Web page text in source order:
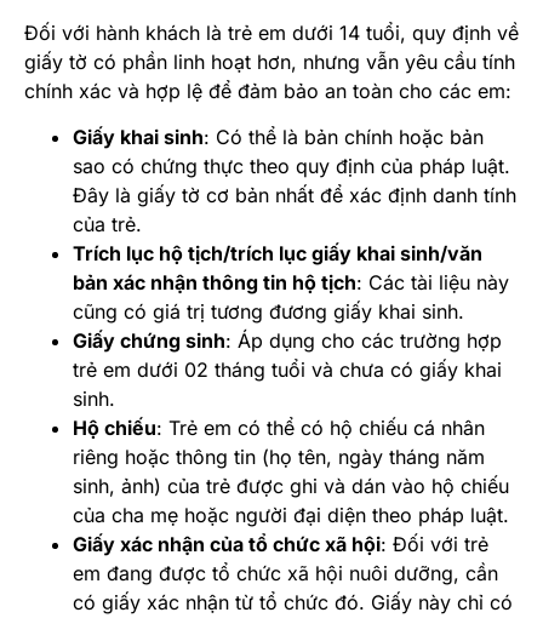
Đối với hành khách là trẻ em dưới 14 tuổi, quy định về
giấy tờ có phần linh hoạt hơn, nhưng vẫn yêu cầu tính
chính xác và hợp lệ để đảm bảo an toàn cho các em:
Giấy khai sinh: Có thể là bản chính hoặc bản
sao có chứng thực theo quy định của pháp luật.
Đây là giấy tờ cơ bản nhất để xác định danh tính
của trẻ.
Trích lục hộ tịch/trích lục giấy khai sinh/văn
bản xác nhận thông tin hộ tịch: Các tài liệu này
cũng có giá trị tương đương giấy khai sinh.
Giấy chứng sinh: Áp dụng cho các trường hợp
trẻ em dưới 02 tháng tuổi và chưa có giấy khai
sinh.
Hộ chiếu: Trẻ em có thể có hộ chiếu cá nhân
riêng hoặc thông tin (họ tên, ngày tháng năm
sinh, ảnh) của trẻ được ghi và dán vào hộ chiếu
của cha mẹ hoặc người đại diện theo pháp luật.
Giấy xác nhận của tổ chức xã hội: Đối với trẻ
em đang được tổ chức xã hội nuôi dưỡng, cần
có giấy xác nhận từ tổ chức đó. Giấy này chỉ có